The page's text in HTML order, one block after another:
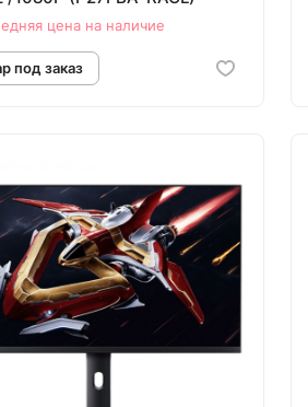
цена на наличие
Товар под заказ